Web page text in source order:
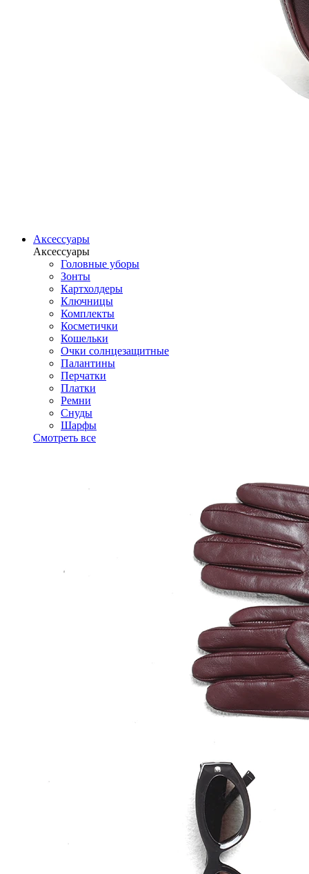
Аксессуары
Аксессуары
Головные уборы
Зонты
Картхолдеры
Ключницы
Комплекты
Косметички
Кошельки
Очки солнцезащитные
Палантины
Перчатки
Платки
Ремни
Снуды
Шарфы
Смотреть все